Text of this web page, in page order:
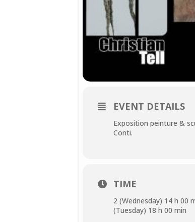
EVENT DETAILS
Exposition peinture &
Conti.
TIME
2 (Wednesday) 14 h 00
(Tuesday) 18 h 00 min